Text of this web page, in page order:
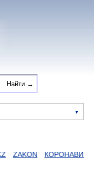
ZAKON КОРОНАВИРУС